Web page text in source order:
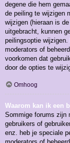
degene die hem
de peiling te wijzigen
wijzigen (hieraan is
uitgebracht, kunnen
peilingsoptie
moderators of
voorkomen dat
door de opties te
Omhoog
Waarom kan ik een
Sommige forums zijn
gebruikers of
enz. heb je speciale